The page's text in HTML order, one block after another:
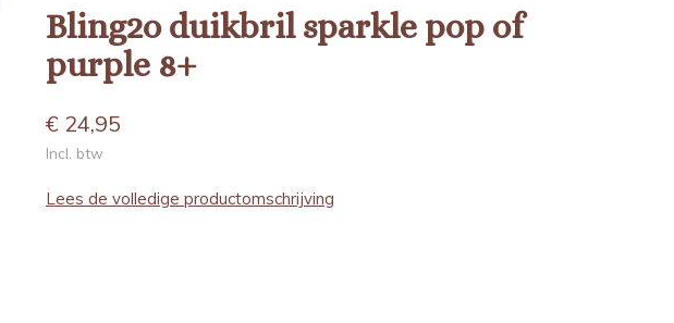
Bling2o duikbril sparkle pop of
purple 8+
€ 24,95
Incl. btw
Lees de volledige productomschrijving